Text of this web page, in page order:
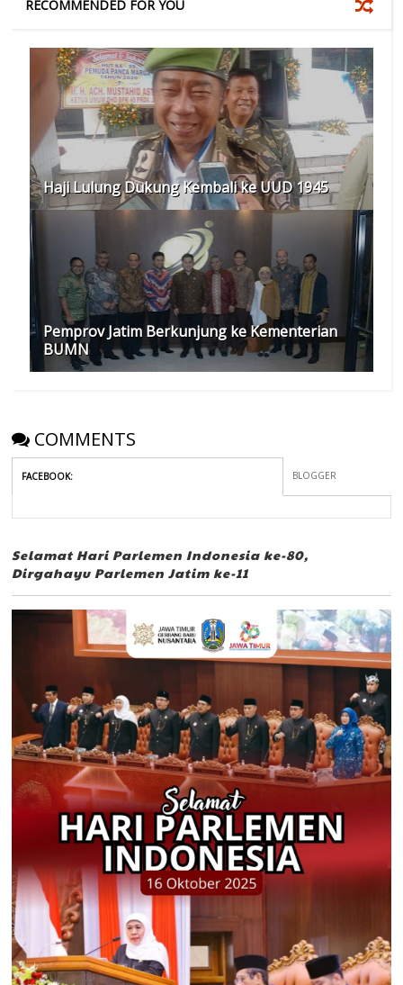
RECOMMENDED FOR YOU
Haji Lulung Dukung Kembali ke UUD 1945
Pemprov Jatim Berkunjung ke Kementerian
BUMN
COMMENTS
FACEBOOK: BLOGGER
Selamat Hari Parlemen Indonesia ke-80,
Dirgahayu Parlemen Jatim ke-11